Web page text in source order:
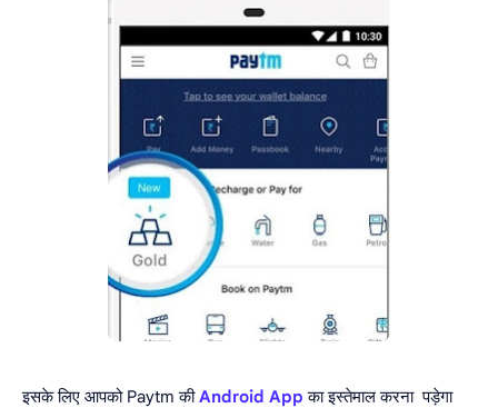
इसके लिए आपको Paytm कीAndroid App का इस्तेमाल करना पड़ेगा